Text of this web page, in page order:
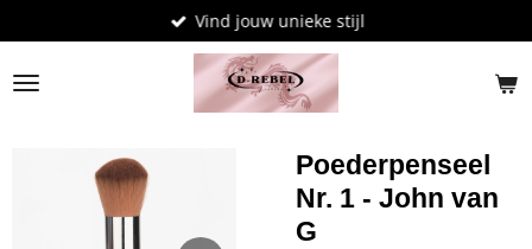
direct
naar
de
Vind jouw unieke stijl
Poederpenseel
Nr. 1 - John van
G